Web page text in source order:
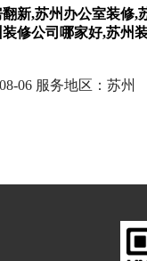
新,苏州办公室装修,
修公司哪家好,苏州
06 服务地区：苏州